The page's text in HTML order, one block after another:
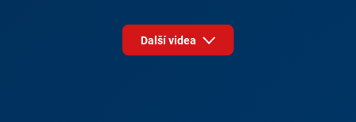
Další videa